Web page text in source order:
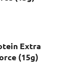
Extra
(15g)